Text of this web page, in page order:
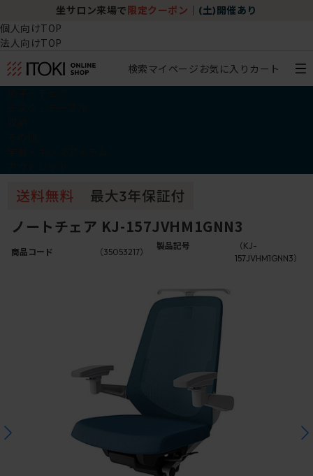
坐サロン来場で 限定クーポン (土)開催あり
個人向けTOP
法人向けTOP
検索マイページ お気に入り カート
ノートチェア KJ-157JVHM1GNN3
商品コード （35053217）
製品記号
（KJ-
157JVHM1GNN3）